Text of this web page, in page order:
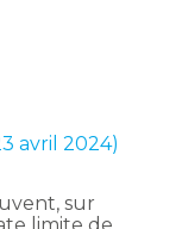
avril 2024)
sur